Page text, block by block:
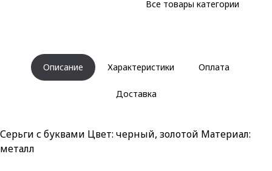
Все товары категории
Описание Характеристики Оплата
Доставка
Серьги с буквами Цвет: черный, золотой Материал:
металл